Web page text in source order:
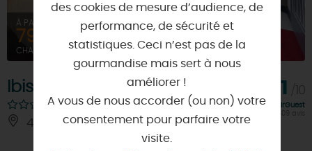
À PARTIR DE
79€
CHAMBRE DOUBLE
Ibis Orléans Centre Gare
45000 - ORLEANS
8,1
Note FairGuest
des cookies de mesure d’audience, de
performance, de sécurité et
statistiques. Ceci n’est pas de la
gourmandise mais sert à nous
améliorer !
A vous de nous accorder (ou non) votre
consentement pour parfaire votre
visite.